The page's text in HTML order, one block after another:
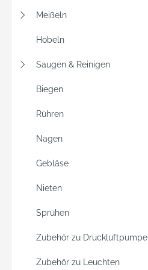
Meißeln
Hobeln
Saugen & Reinigen
Biegen
Rühren
Nagen
Gebläse
Nieten
Sprühen
Zubehör zu
Zubehör zu Leuchten